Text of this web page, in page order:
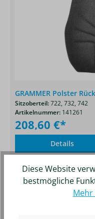
GRAMMER Polster
Sitzoberteil:722, 732, 742
Artikelnummer: 141261
208,60 €*
Details
Produktgalerie
Ähnliche Artikel
Diese Website
bestmögliche